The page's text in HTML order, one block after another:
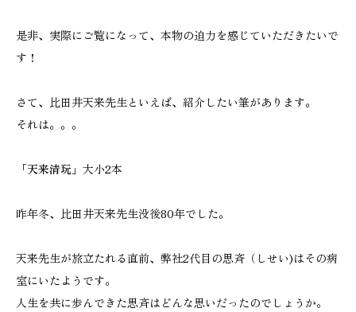
是非、実際にご覧になって、本物の迫力を感じていただきたいで
す！
さて、比田井天来先生といえば、紹介したい筆があります。
それは。。。
「天来清玩 」大小2本
昨年冬、比田井天来先生没後80年でした。
天来先生が旅立たれる直前、弊社2代目の思斉（しせい)はその病
室にいたようです。
人生を共に歩んできた思斉はどんな思いだったのでしょうか。